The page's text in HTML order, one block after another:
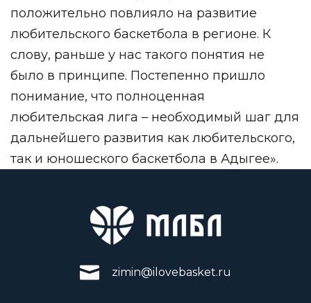
положительно повлияло на развитие
любительского баскетбола в регионе. К
слову, раньше у нас такого понятия не
было в принципе. Постепенно пришло
понимание, что полноценная
любительская лига – необходимый шаг для
дальнейшего развития как любительского,
так и юношеского баскетбола в Адыгее».
zimin@ilovebasket.ru